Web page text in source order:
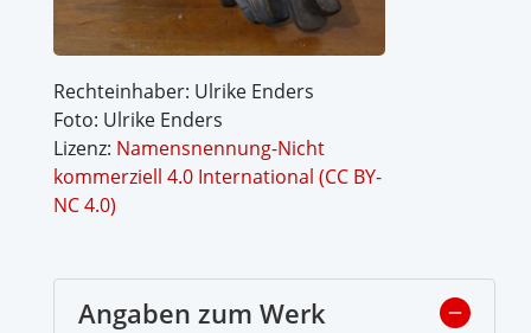
Rechteinhaber: Ulrike Enders
Foto: Ulrike Enders
Lizenz: Namensnennung-Nicht
kommerziell 4.0 International (CC BY-
NC 4.0)
Angaben zum Werk